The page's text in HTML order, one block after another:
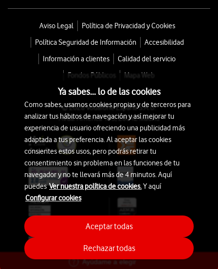
Ayúdame a elegir
Aviso Legal
Política de Privacidad y Cookies
Política Seguridad de Información
Accesibilidad
Información a clientes
Calidad del servicio
Fondos Públicos
Mapa Web
© 2026 Vodafone España S.A.U.
Avda. América 115, 28042 Madrid
Ya sabes... lo de las cookies
Como sabes, usamos cookies propias y de terceros para
analizar tus hábitos de navegación y así mejorar tu
experiencia de usuario ofreciendo una publicidad más
adaptada a tus preferencia. Al aceptar las cookies
consientes estos usos, pero podrás retirar tu
consentimiento sin problema en las funciones de tu
navegador y no te llevará más de 4 minutos. Aquí
puedesVer nuestra política de cookies.Y aquí
Configurar cookies
Rechazar todas
Aceptar todas